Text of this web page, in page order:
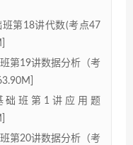
第18讲代数(考点47
第19讲数据分析（考
础班第1讲应用题
第20讲数据分析（考